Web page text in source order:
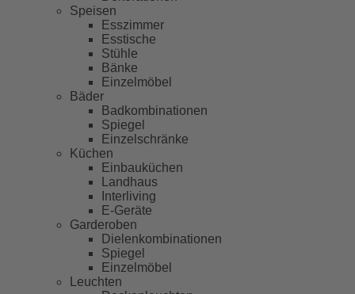
Speisen
Esszimmer
Esstische
Stühle
Bänke
Einzelmöbel
Bäder
Badkombinationen
Spiegel
Einzelschränke
Küchen
Einbauküchen
Landhaus
Interliving
E-Geräte
Garderoben
Dielenkombinationen
Spiegel
Einzelmöbel
Leuchten